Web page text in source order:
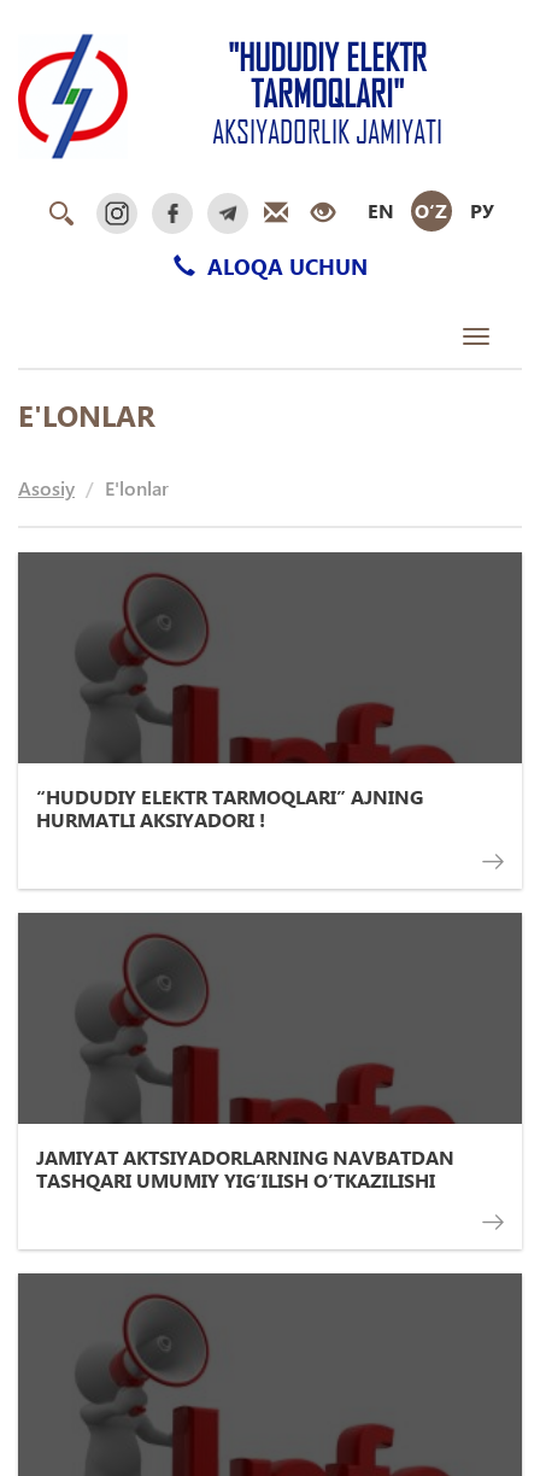
"HUDUDIY ELEKTR
TARMOQLARI"
AKSIYADORLIK JAMIYATI
EN O‘Z РУ
ALOQA UCHUN
Toggle
E'LONLAR
Asosiy E'lonlar
“HUDUDIY ELEKTR TARMOQLARI” AJNING
HURMATLI AKSIYADORI !
JАMIYAT АKTSIYADORLАRNING NАVBАTDАN
TАSHQАRI UMUMIY YIGʼILISH OʼTKАZILISHI